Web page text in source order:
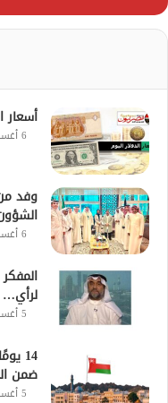
أسعار
6 أغسطس، 2026
وفد من
6 أغسطس، 2026
5 أغسطس، 2026
14
ضمن
5 أغسطس، 2026